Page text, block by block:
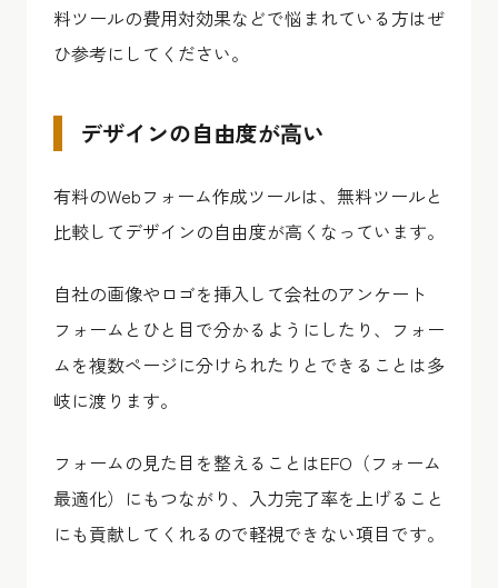
料ツールの費用対効果などで悩まれている方はぜ
ひ参考にしてください。
デザインの自由度が高い
有料のWebフォーム作成ツールは、無料ツールと
比較してデザインの自由度が高くなっています。
自社の画像やロゴを挿入して会社のアンケート
フォームとひと目で分かるようにしたり、フォー
ムを複数ページに分けられたりとできることは多
岐に渡ります。
フォームの見た目を整えることはEFO（フォーム
最適化）にもつながり、入力完了率を上げること
にも貢献してくれるので軽視できない項目です。